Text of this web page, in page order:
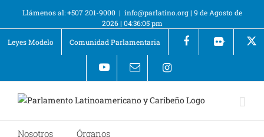
Llámenos al: +507 201-9000 | info@parlatino.org| 9 de Agosto de
2026 | 04:36:05 pm
Leyes Modelo
Comunidad Parlamentaria +
Nosotros
Órganos